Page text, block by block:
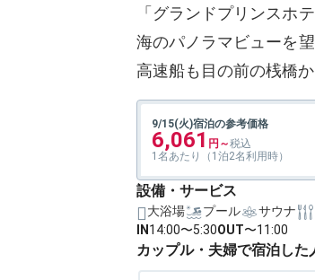
「グランドプリンスホ
海のパノラマビューを
高速船も目の前の桟橋
9/15(火)宿泊の参考価格
6,061
1名あたり（1泊2名利用時）
設備・サービス
大浴場 プール サウナ
IN 14:00〜5:30OUT〜11:00
カップル・夫婦で宿泊した